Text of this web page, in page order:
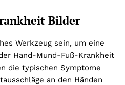
Bilder
Werkzeug sein, um eine
Hand-Mund-Fuß-Krankheit
die typischen Symptome
an den Händen